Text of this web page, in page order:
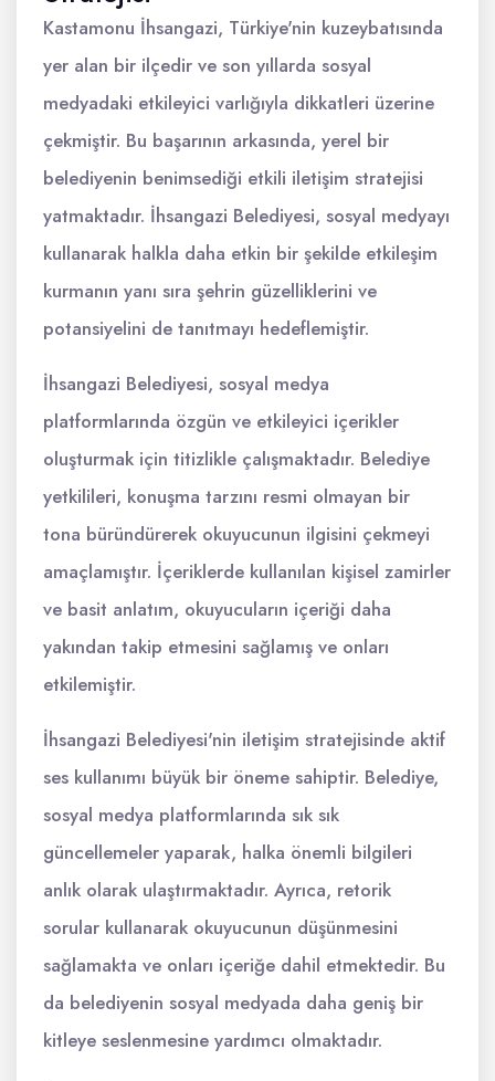
Kastamonu İhsangazi, Türkiye'nin kuzeybatısında
yer alan bir ilçedir ve son yıllarda sosyal
medyadaki etkileyici varlığıyla dikkatleri üzerine
çekmiştir. Bu başarının arkasında, yerel bir
belediyenin benimsediği etkili iletişim stratejisi
yatmaktadır. İhsangazi Belediyesi, sosyal medyayı
kullanarak halkla daha etkin bir şekilde etkileşim
kurmanın yanı sıra şehrin güzelliklerini ve
potansiyelini de tanıtmayı hedeflemiştir.
İhsangazi Belediyesi, sosyal medya
platformlarında özgün ve etkileyici içerikler
oluşturmak için titizlikle çalışmaktadır. Belediye
yetkilileri, konuşma tarzını resmi olmayan bir
tona büründürerek okuyucunun ilgisini çekmeyi
amaçlamıştır. İçeriklerde kullanılan kişisel zamirler
ve basit anlatım, okuyucuların içeriği daha
yakından takip etmesini sağlamış ve onları
etkilemiştir.
İhsangazi Belediyesi'nin iletişim stratejisinde aktif
ses kullanımı büyük bir öneme sahiptir. Belediye,
sosyal medya platformlarında sık sık
güncellemeler yaparak, halka önemli bilgileri
anlık olarak ulaştırmaktadır. Ayrıca, retorik
sorular kullanarak okuyucunun düşünmesini
sağlamakta ve onları içeriğe dahil etmektedir. Bu
da belediyenin sosyal medyada daha geniş bir
kitleye seslenmesine yardımcı olmaktadır.